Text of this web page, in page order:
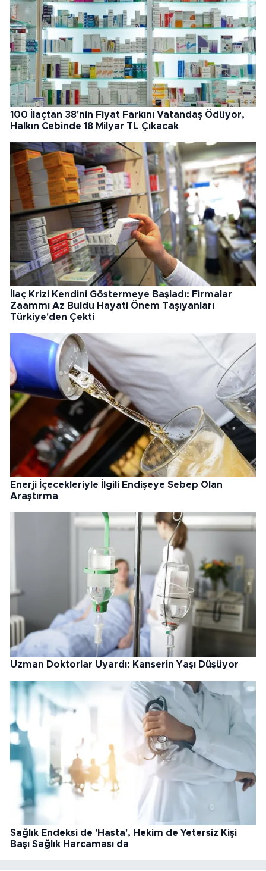
100 İlaçtan 38'nin Fiyat Farkını Vatandaş Ödüyor,
Halkın Cebinde 18 Milyar TL Çıkacak
İlaç Krizi Kendini Göstermeye Başladı: Firmalar
Zaammı Az Buldu Hayati Önem Taşıyanları
Türkiye'den Çekti
Enerji İçecekleriyle İlgili Endişeye Sebep Olan
Araştırma
Uzman Doktorlar Uyardı: Kanserin Yaşı Düşüyor
Sağlık Endeksi de 'Hasta', Hekim de Yetersiz Kişi
Başı Sağlık Harcaması da